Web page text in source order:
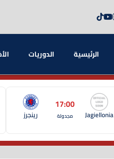
الرئيسية الدوريات
Jagiellonia
17:00
مجدولة رينجرز